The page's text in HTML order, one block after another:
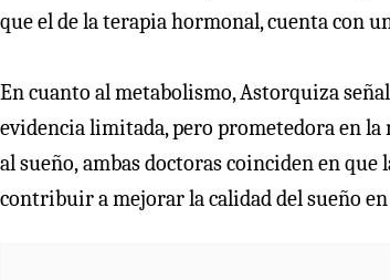
que el de la terapia hormonal, cuenta con
En cuanto al metabolismo, Astorquiza
evidencia limitada, pero prometedora en la
al sueño,ambas doctoras coinciden en
contribuir a mejorar la calidad del sueño